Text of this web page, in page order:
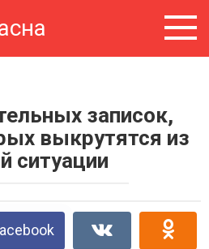
записок,
выкрутятся из
ситуации